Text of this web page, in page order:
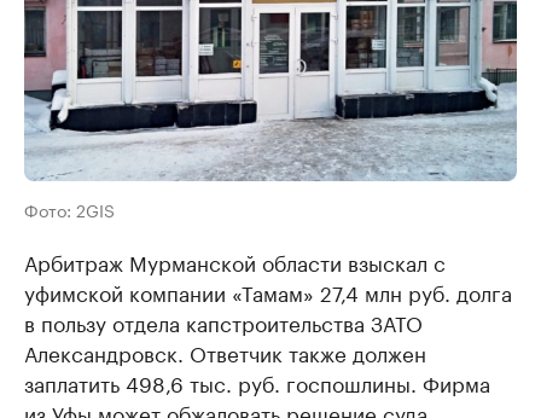
Фото: 2GIS
Арбитраж Мурманской области взыскал с
уфимской компании «Тамам» 27,4 млн руб. долга
в пользу отдела капстроительства ЗАТО
Александровск. Ответчик также должен
заплатить 498,6 тыс. руб. госпошлины. Фирма
из Уфы может обжаловать решение суда.